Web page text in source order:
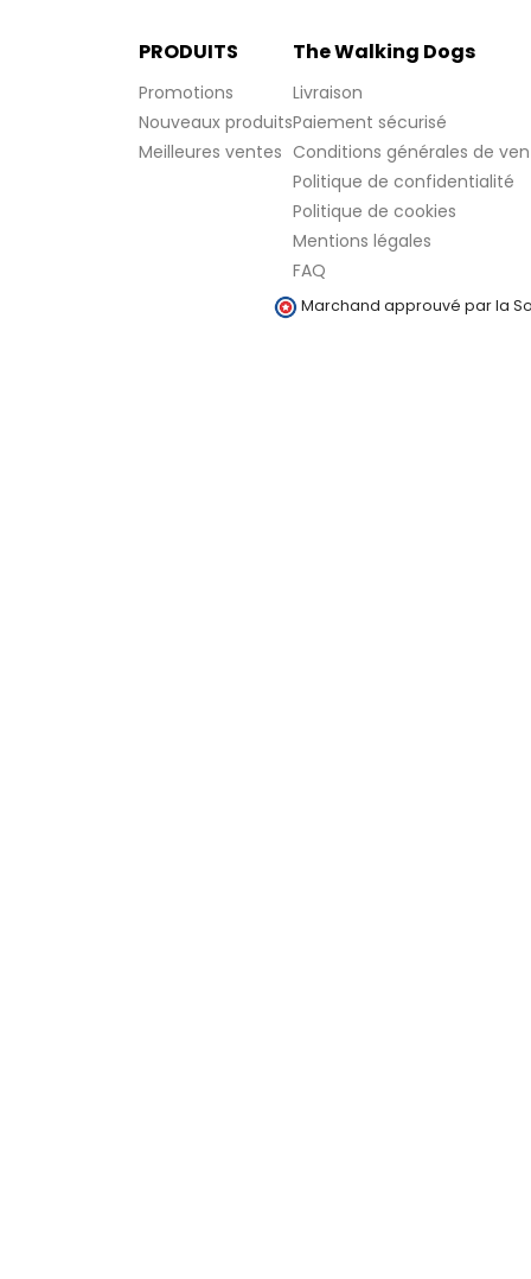
PRODUITS
Promotions
Nouveaux produits
Meilleures ventes
The Walking Dogs
Livraison
Paiement sécurisé
Conditions générales de
Politique de confidentialité
Politique de cookies
Mentions légales
FAQ
Marchand approuvé par la